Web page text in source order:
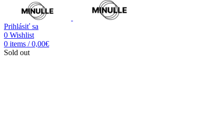
Prihlásiť sa
0 Wishlist
0 items / 0,00€
Sold out